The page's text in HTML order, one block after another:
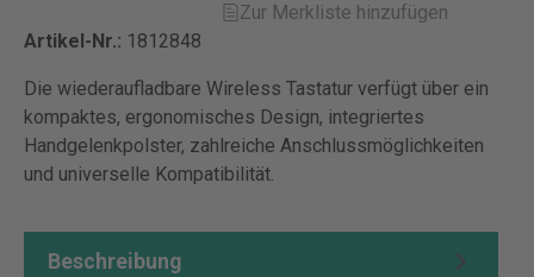
Zur Merkliste hinzufügen
Artikel-Nr.: 1812848
Die wiederaufladbare Wireless Tastatur verfügt über ein
kompaktes, ergonomisches Design, integriertes
Handgelenkpolster, zahlreiche Anschlussmöglichkeiten
und universelle Kompatibilität.
Beschreibung